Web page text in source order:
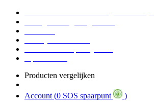
Producten vergelijken
Account (0 SOS spaarpunt
)